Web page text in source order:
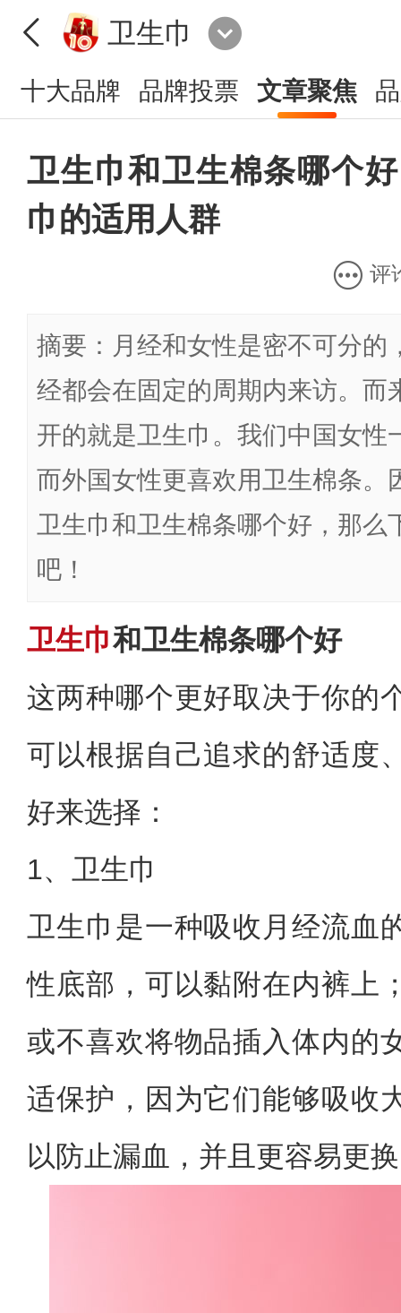
卫生巾
十大品牌 品牌投票 文章聚焦
卫生巾和卫生棉条哪个
巾的适用人群
评
摘要：月经和女性是密不可分的
经都会在固定的周期内来访。而
开的就是卫生巾。我们中国女性
而外国女性更喜欢用卫生棉条。
卫生巾和卫生棉条哪个好，那么
吧！
卫生巾和卫生棉条哪个好
这两种哪个更好取决于你的
可以根据自己追求的舒适度
好来选择：
1、卫生巾
卫生巾是一种吸收月经流血
性底部，可以黏附在内裤上
或不喜欢将物品插入体内的
适保护，因为它们能够吸收
以防止漏血，并且更容易更